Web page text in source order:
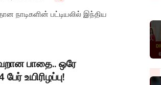
நாடிகளின் பட்டியலில் இந்திய
பாதை.. ஒரே
உயிரிழப்பு!